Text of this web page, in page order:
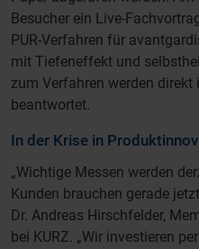
Besucher ein Live-
PUR-Verfahren für
mit Tiefeneffekt und
zum Verfahren werden
beantwortet.
In der Krise in
„Wichtige Messen werden
Kunden brauchen gerade
Dr. Andreas Hirschfelder,
bei KURZ. „Wir investieren